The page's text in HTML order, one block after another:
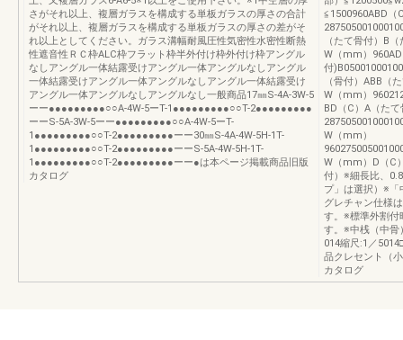
さがそれ以上、複層ガラスを構成する単板ガラスの厚さの合計
がそれ以上、複層ガラスを構成する単板ガラスの厚さの差がそ
れ以上としてください。ガラス溝幅耐風圧性気密性水密性断熱
性遮音性ＲＣ枠ALC枠フラット枠半外付け枠外付け枠アングル
なしアングル一体結露受けアングル一体アングルなしアングル
一体結露受けアングル一体アングルなしアングル一体結露受け
アングル一体アングルなしアングルなし一般商品17㎜S-4A-3W-5
ーー●●●●●●●●●○○A-4W-5ーT-1●●●●●●●●●○○T-2●●●●●●●●●
ーーS-5A-3W-5ーー●●●●●●●●●○○A-4W-5ーT-
1●●●●●●●●●○○T-2●●●●●●●●●ーー30㎜S-4A-4W-5H-1T-
1●●●●●●●●●○○T-2●●●●●●●●●ーーS-5A-4W-5H-1T-
1●●●●●●●●●○○T-2●●●●●●●●●ーー●は本ページ掲載商品旧版
カタログ
≦1500960ABD（
（たて骨付）B
W（mm）
付
（骨付）ABB（
W（mm）
BD（C）A（たて
W（mm）
W（mm）D（C
付）※細長比、
プ」は選択）※「
グレチャン仕様
す。※標準外割
す。※中桟（中骨
014縮尺:1／
品クレセント（
カタログ